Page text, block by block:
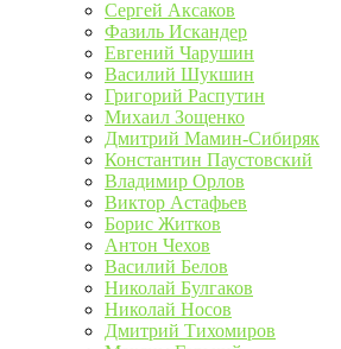
Сергей Аксаков
Фазиль Искандер
Евгений Чарушин
Василий Шукшин
Григорий Распутин
Михаил Зощенко
Дмитрий Мамин-Сибиряк
Константин Паустовский
Владимир Орлов
Виктор Астафьев
Борис Житков
Антон Чехов
Василий Белов
Николай Булгаков
Николай Носов
Дмитрий Тихомиров